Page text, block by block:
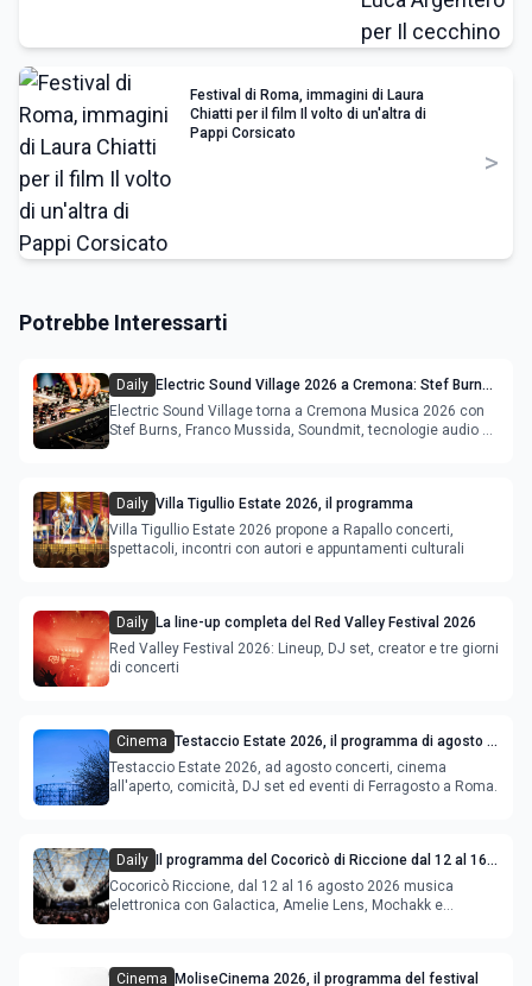
Festival di Roma, immagini di Laura
Chiatti per il film Il volto di un'altra di
Pappi Corsicato
>
Potrebbe Interessarti
Daily Electric Sound Village 2026 a Cremona: Stef Burns,
Soundmit e Young Band Contest, il programma
Electric Sound Village torna a Cremona Musica 2026 con
Stef Burns, Franco Mussida, Soundmit, tecnologie audio e
Daily Villa Tigullio Estate 2026, il programma
Villa Tigullio Estate 2026 propone a Rapallo concerti,
spettacoli, incontri con autori e appuntamenti culturali
Daily La line-up completa del Red Valley Festival 2026
Red Valley Festival 2026: Lineup, DJ set, creator e tre giorni
di concerti
Cinema Testaccio Estate 2026, il programma di agosto e
Ferragosto
Testaccio Estate 2026, ad agosto concerti, cinema
all'aperto, comicità, DJ set ed eventi di Ferragosto a Roma.
Daily
Il programma del Cocoricò di Riccione dal 12 al 16
agosto 2026
Cocoricò Riccione, dal 12 al 16 agosto 2026 musica
elettronica con Galactica, Amelie Lens, Mochakk e
Cinema
MoliseCinema 2026, il programma del festival